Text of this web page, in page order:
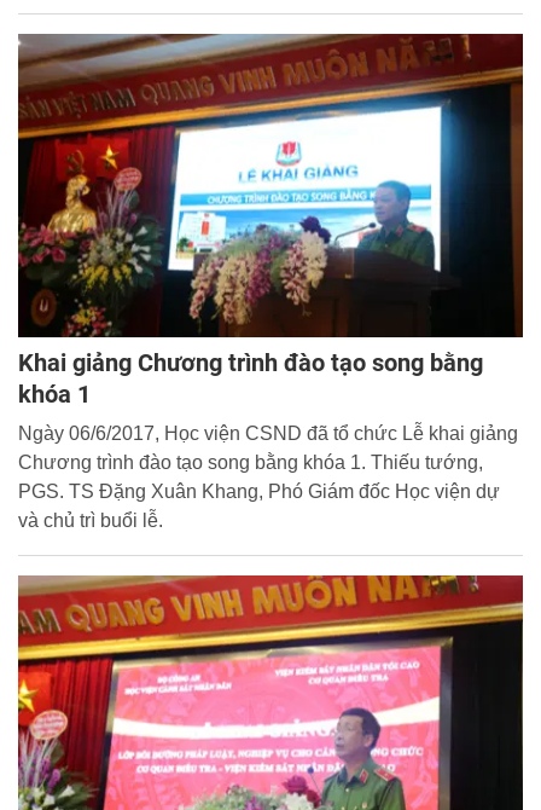
Khai giảng Chương trình đào tạo song bằng
khóa 1
Ngày 06/6/2017, Học viện CSND đã tổ chức Lễ khai giảng
Chương trình đào tạo song bằng khóa 1. Thiếu tướng,
PGS. TS Đặng Xuân Khang, Phó Giám đốc Học viện dự
và chủ trì buổi lễ.